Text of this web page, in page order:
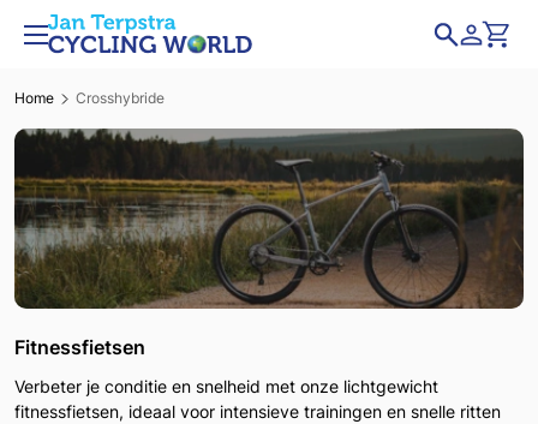
Home Crosshybride
Fitnessfietsen
Verbeter je conditie en snelheid met onze lichtgewicht
fitnessfietsen, ideaal voor intensieve trainingen en snelle ritten